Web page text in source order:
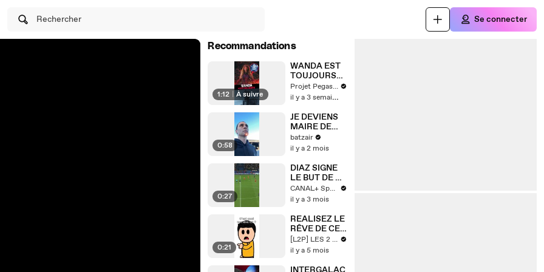
Rechercher Se connecter
Recommandations
1:12 À suivre
WANDA EST
TOUJOURS
VIVANTE Projet Pegasus
il y a 3 semaines
0:58
JE DEVIENS
MAIRE DE
CETTE VILLE
😱
batzair
il y a 2 mois
0:27
DIAZ SIGNE
LE BUT DE LA
SOIRÉE 🔥CANAL+ Sport
il y a 3 mois
0:21
REALISEZ LE
RÊVE DE CET
ABONNÉ
[L2P] LES 2 PHILANTHROPES
il y a 5 mois